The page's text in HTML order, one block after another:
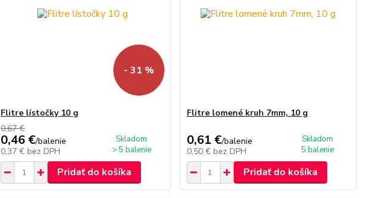
- 31 %
Flitre lístočky 10 g
0,67 €
0,46 €/balenie
0,37 € bez DPH
Skladom
> 5 balenie
Pridať do košíka
Flitre lomené kruh 7mm, 10 g
0,61 €/balenie
0,50 € bez DPH
Skladom
5 balenie
Pridať do košíka